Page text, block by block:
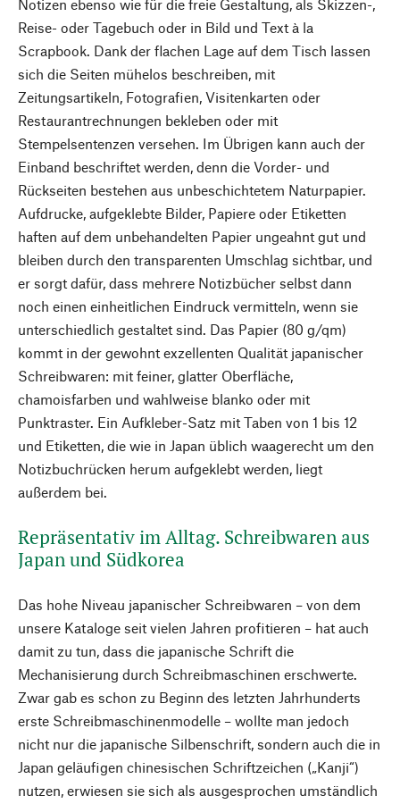
Notizen ebenso wie für die freie Gestaltung, als Skizzen-,
Reise- oder Tagebuch oder in Bild und Text à la
Scrapbook. Dank der flachen Lage auf dem Tisch lassen
sich die Seiten mühelos beschreiben, mit
Zeitungsartikeln, Fotografien, Visitenkarten oder
Restaurantrechnungen bekleben oder mit
Stempelsentenzen versehen. Im Übrigen kann auch der
Einband beschriftet werden, denn die Vorder- und
Rückseiten bestehen aus unbeschichtetem Naturpapier.
Aufdrucke, aufgeklebte Bilder, Papiere oder Etiketten
haften auf dem unbehandelten Papier ungeahnt gut und
bleiben durch den transparenten Umschlag sichtbar, und
er sorgt dafür, dass mehrere Notizbücher selbst dann
noch einen einheitlichen Eindruck vermitteln, wenn sie
unterschiedlich gestaltet sind. Das Papier (80 g/qm)
kommt in der gewohnt exzellenten Qualität japanischer
Schreibwaren: mit feiner, glatter Oberfläche,
chamoisfarben und wahlweise blanko oder mit
Punktraster. Ein Aufkleber-Satz mit Taben von 1 bis 12
und Etiketten, die wie in Japan üblich waagerecht um den
Notizbuchrücken herum aufgeklebt werden, liegt
außerdem bei.
Repräsentativ im Alltag. Schreibwaren aus
Japan und Südkorea
Das hohe Niveau japanischer Schreibwaren – von dem
unsere Kataloge seit vielen Jahren profitieren – hat auch
damit zu tun, dass die japanische Schrift die
Mechanisierung durch Schreibmaschinen erschwerte.
Zwar gab es schon zu Beginn des letzten Jahrhunderts
erste Schreibmaschinenmodelle – wollte man jedoch
nicht nur die japanische Silbenschrift, sondern auch die in
Japan geläufigen chinesischen Schriftzeichen („Kanji“)
nutzen, erwiesen sie sich als ausgesprochen umständlich